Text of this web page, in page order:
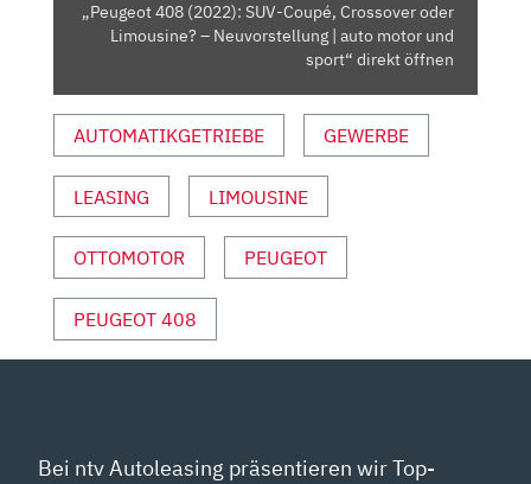
NEUVORSTELLUNG
MOTOR
UND
SPORT“
VON
ANZEIGEN
„Peugeot 408 (2022): SUV-Coupé, Crossover oder
Limousine? – Neuvorstellung | auto motor und
sport“ direkt öffnen
AUTOMATIKGETRIEBE GEWERBE
LEASING LIMOUSINE
OTTOMOTOR PEUGEOT
PEUGEOT 408
Bei ntv Autoleasing präsentieren wir Top-